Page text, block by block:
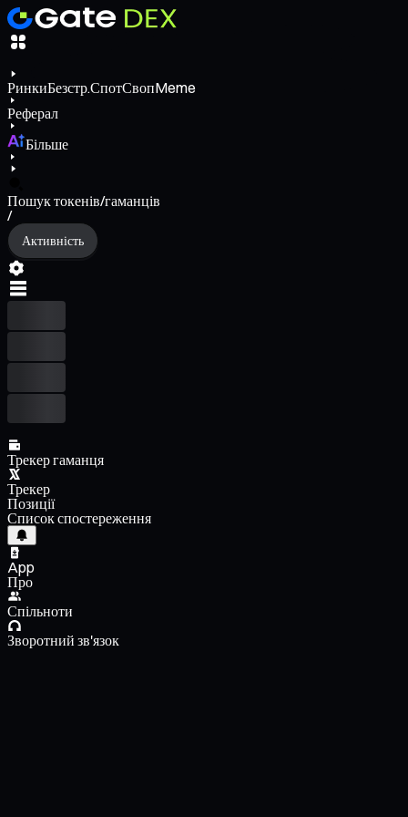
РинкиБезстр.СпотСвопMeme
Реферал
Більше
Пошук токенів/гаманців
/
Активність
Трекер гаманця
Трекер
Позиції
Список спостереження
App
Про
Спільноти
Зворотний зв'язок